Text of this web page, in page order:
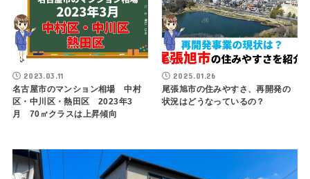
2023.03.11
名古屋市のマンション相場 中村
区・中川区・熱田区 2023年3
月 70㎡クラスは上昇傾向
2025.01.26
尾張旭市の住みやすさ、再開発の
状況はどうなっているの？